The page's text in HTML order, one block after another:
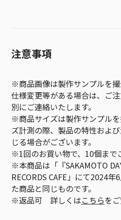
注意事項
※商品画像は製作サンプルを
仕様変更等がある場合は、ご
別にご連絡いたします。
※商品サイズは製作サンプル
ズ計測の際、製品の特性およ
じる場合がございます。
※1回のお買い物で、10個まで
※本商品は「『SAKAMOTO
RECORDS CAFE」にて2024
た商品と同じものです。
※返品可 詳しくはこちらを